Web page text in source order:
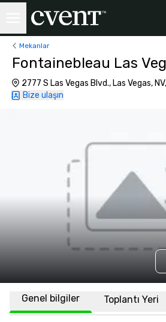
Mekanlar
Fontainebleau Las
2777 S Las Vegas Blvd., Las Vegas,
Bize ulaşın
Genel bilgiler Toplantı Yeri